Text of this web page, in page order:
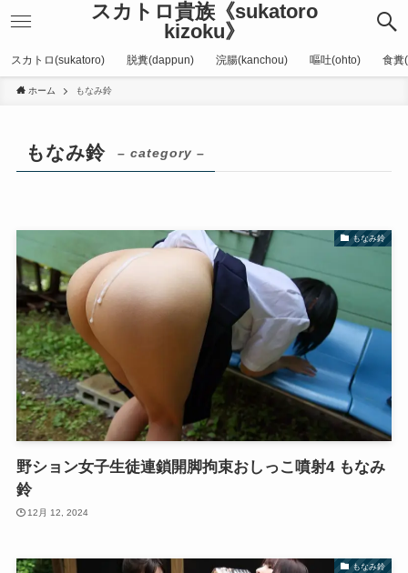
スカトロ貴族《sukatoro
kizoku》
スカトロ(sukatoro) 脱糞(dappun) 浣腸(kanchou) 嘔吐(ohto) 食糞
ホーム もなみ鈴
もなみ鈴 – category –
もなみ鈴
野ション女子生徒連鎖開脚拘束おしっこ噴射4 もなみ
鈴
12月 12, 2024
もなみ鈴